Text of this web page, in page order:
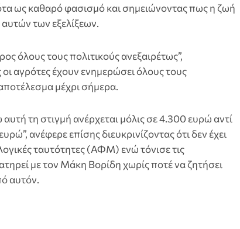
ως καθαρό φασισμό και σημειώνοντας πως η ζωή
των εξελίξεων.
όλους τους πολιτικούς ανεξαιρέτως”,
αγρότες έχουν ενημερώσει όλους τους
μέχρι σήμερα.
τη στιγμή ανέρχεται μόλις σε 4.300 ευρώ αντί
ανέφερε επίσης διευκρινίζοντας ότι δεν έχει
ταυτότητες (ΑΦΜ) ενώ τόνισε τις
με τον Μάκη Βορίδη χωρίς ποτέ να ζητήσει
αυτόν.